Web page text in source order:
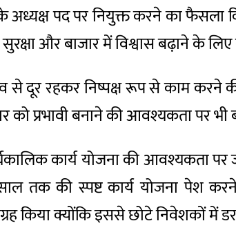
अध्यक्ष पद पर नियुक्त करने का फैसला
सुरक्षा और बाजार में विश्वास बढ़ाने के
से दूर रहकर निष्पक्ष रूप से काम
को प्रभावी बनाने की आवश्यकता पर भी
कार्य योजना की आवश्यकता पर
तक की स्पष्ट कार्य योजना पेश
किया क्योंकि इससे छोटे निवेशकों में डर